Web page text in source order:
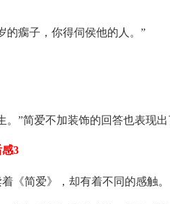
的瘸子，你得伺侯他的人。”
。”简爱不加装饰的回答也表现
感3
《简爱》，却有着不同的感触。